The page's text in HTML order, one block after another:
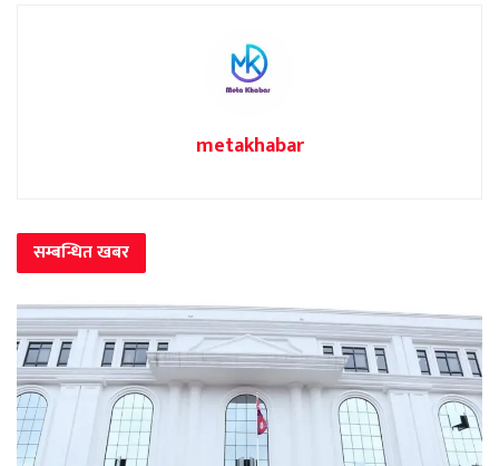
metakhabar
सम्बन्धितखबर